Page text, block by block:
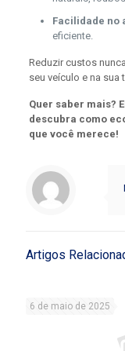
Facilidade no
eficiente.
Reduzir custos
seu veículo e na sua
Quer saber mais?
descubra como
que você merece!
Artigos
6 de maio de 2025